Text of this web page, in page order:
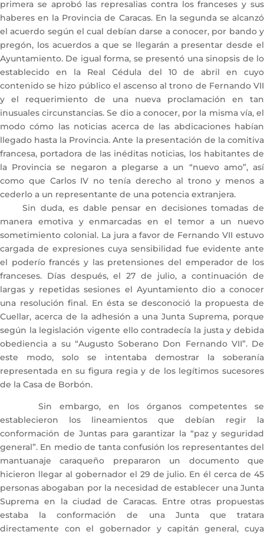
primera se aprobó las represalias contra los franceses y sus
haberes en la Provincia de Caracas. En la segunda se alcanzó
el acuerdo según el cual debían darse a conocer, por bando y
pregón, los acuerdos a que se llegarán a presentar desde el
Ayuntamiento. De igual forma, se presentó una sinopsis de lo
establecido en la Real Cédula del 10 de abril en cuyo
contenido se hizo público el ascenso al trono de Fernando VII
y el requerimiento de una nueva proclamación en tan
inusuales circunstancias. Se dio a conocer, por la misma vía, el
modo cómo las noticias acerca de las abdicaciones habían
llegado hasta la Provincia. Ante la presentación de la comitiva
francesa, portadora de las inéditas noticias, los habitantes de
la Provincia se negaron a plegarse a un “nuevo amo”, así
como que Carlos IV no tenía derecho al trono y menos a
cederlo a un representante de una potencia extranjera.
Sin duda, es dable pensar en decisiones tomadas de
manera emotiva y enmarcadas en el temor a un nuevo
sometimiento colonial. La jura a favor de Fernando VII estuvo
cargada de expresiones cuya sensibilidad fue evidente ante
el poderío francés y las pretensiones del emperador de los
franceses. Días después, el 27 de julio, a continuación de
largas y repetidas sesiones el Ayuntamiento dio a conocer
una resolución final. En ésta se desconoció la propuesta de
Cuellar, acerca de la adhesión a una Junta Suprema, porque
según la legislación vigente ello contradecía la justa y debida
obediencia a su “Augusto Soberano Don Fernando VII”. De
este modo, solo se intentaba demostrar la soberanía
representada en su figura regia y de los legítimos sucesores
de la Casa de Borbón.
Sin embargo, en los órganos competentes se
establecieron los lineamientos que debían regir la
conformación de Juntas para garantizar la “paz y seguridad
general”. En medio de tanta confusión los representantes del
mantuanaje caraqueño prepararon un documento que
hicieron llegar al gobernador el 29 de julio. En él cerca de 45
personas abogaban por la necesidad de establecer una Junta
Suprema en la ciudad de Caracas. Entre otras propuestas
estaba la conformación de una Junta que tratara
directamente con el gobernador y capitán general, cuya